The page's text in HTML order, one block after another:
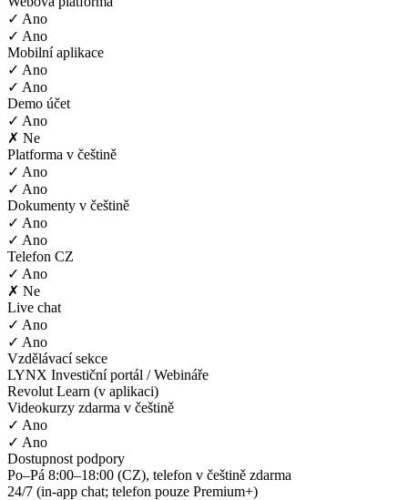
✓ Ano
✓ Ano
Mobilní aplikace
✓ Ano
✓ Ano
Demo účet
✓ Ano
✗ Ne
Platforma v češtině
✓ Ano
✓ Ano
Dokumenty v češtině
✓ Ano
✓ Ano
Telefon CZ
✓ Ano
✗ Ne
Live chat
✓ Ano
✓ Ano
Vzdělávací sekce
LYNX Investiční portál / Webináře
Revolut Learn (v aplikaci)
Videokurzy zdarma v češtině
✓ Ano
✓ Ano
Dostupnost podpory
Po–Pá 8:00–18:00 (CZ), telefon v češtině zdarma
24/7 (in-app chat; telefon pouze Premium+)